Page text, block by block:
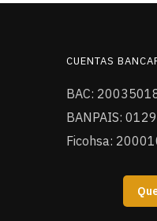
CUENTAS
BAC:
BANPAIS:
Ficohsa: